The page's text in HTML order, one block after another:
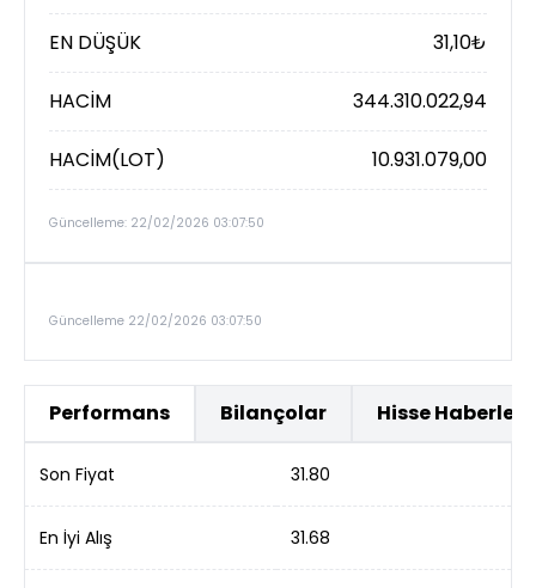
EN DÜŞÜK 31,10₺
HACİM 344.310.022,94
HACİM(LOT) 10.931.079,00
Güncelleme: 22/02/2026 03:07:50
Güncelleme 22/02/2026 03:07:50
Performans Bilançolar Hisse Haberleri
Son Fiyat 31.80
En İyi Alış 31.68